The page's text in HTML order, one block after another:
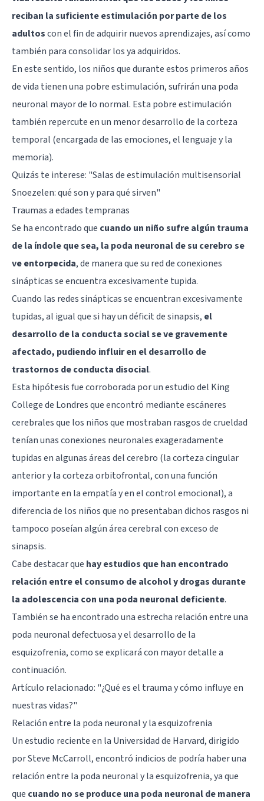
reciban la suficiente estimulación por parte de los
adultoscon el fin de adquirir nuevos aprendizajes, así como
también para consolidar los ya adquiridos.
En este sentido, los niños que durante estos primeros años
de vida tienen una pobre estimulación, sufrirán una poda
neuronal mayor de lo normal. Esta pobre estimulación
también repercute en un menor desarrollo de la corteza
temporal (encargada de las emociones, el lenguaje y la
memoria).
Quizás te interese: "Salas de estimulación multisensorial
Snoezelen: qué son y para qué sirven"
Traumas a edades tempranas
Se ha encontrado que cuando un niño sufre algún trauma
de la índole que sea, la poda neuronal de su cerebro se
ve entorpecida, de manera que su red de conexiones
sinápticas se encuentra excesivamente tupida.
Cuando las redes sinápticas se encuentran excesivamente
tupidas, al igual que si hay un déficit de sinapsis, el
desarrollo de la conducta social se ve gravemente
afectado, pudiendo influir en el desarrollo de
trastornos de conducta disocial.
Esta hipótesis fue corroborada por un estudio del King
College de Londres que encontró mediante escáneres
cerebrales que los niños que mostraban rasgos de crueldad
tenían unas conexiones neuronales exageradamente
tupidas en algunas áreas del cerebro (la corteza cingular
anterior y la corteza orbitofrontal, con una función
importante en la empatía y en el control emocional), a
diferencia de los niños que no presentaban dichos rasgos ni
tampoco poseían algún área cerebral con exceso de
sinapsis.
Cabe destacar que hay estudios que han encontrado
relación entre el consumo de alcohol y drogas durante
la adolescencia con una poda neuronal deficiente.
También se ha encontrado una estrecha relación entre una
poda neuronal defectuosa y el desarrollo de la
esquizofrenia, como se explicará con mayor detalle a
continuación.
Artículo relacionado: "¿Qué es el trauma y cómo influye en
nuestras vidas?"
Relación entre la poda neuronal y la esquizofrenia
Un estudio reciente en la Universidad de Harvard, dirigido
por Steve McCarroll, encontró indicios de podría haber una
relación entre la poda neuronal y la esquizofrenia, ya que
que cuando no se produce una poda neuronal de manera